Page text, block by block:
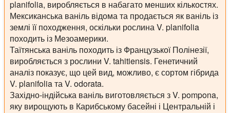
planifolia, виробляється в набагато менших кількостях.
Мексиканська ваніль відома та продається як ваніль із
землі її походження, оскільки рослина V. planifolia
походить із Мезоамерики.
Таїтянська ваніль походить із Французької Полінезії,
виробляється з рослини V. tahitiensis. Генетичний
аналіз показує, що цей вид, можливо, є сортом гібрида
V. planifolia та V. odorata.
Західно-індійська ваніль виготовляється з V. pompona,
яку вирощують в Карибському басейні і Центральній і